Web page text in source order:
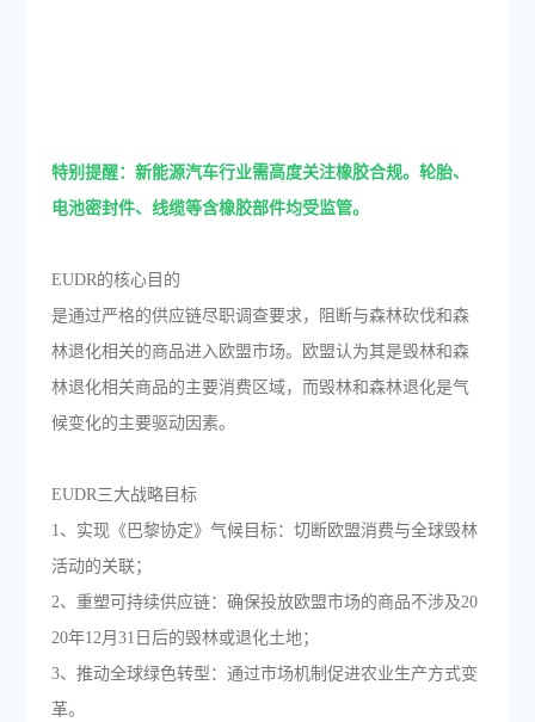
特别提醒：新能源汽车行业需高度关注橡胶合规。轮胎、
电池密封件、线缆等含橡胶部件均受监管。
EUDR的核心目的
是通过严格的供应链尽职调查要求，阻断与森林砍伐和森
林退化相关的商品进入欧盟市场。欧盟认为其是毁林和森
林退化相关商品的主要消费区域，而毁林和森林退化是气
候变化的主要驱动因素。
EUDR三大战略目标
1、实现《巴黎协定》气候目标：切断欧盟消费与全球毁林
活动的关联；
2、重塑可持续供应链：确保投放欧盟市场的商品不涉及20
20年12月31日后的毁林或退化土地；
3、推动全球绿色转型：通过市场机制促进农业生产方式变
革。